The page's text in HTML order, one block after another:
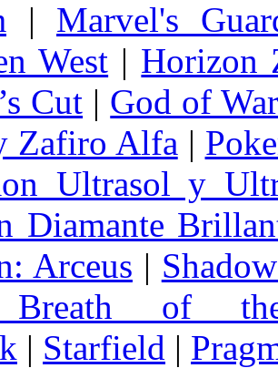
| Marvel's
West | Horizon
Cut | God of
Zafiro Alfa |
Ultrasol y
Diamante
Arceus |
of
| Starfield |